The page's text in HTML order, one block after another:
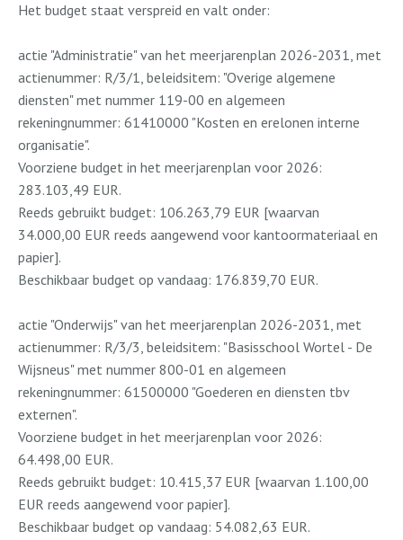
Het budget staat verspreid en valt onder:
actie "Administratie" van het meerjarenplan 2026-2031, met
actienummer: R/3/1, beleidsitem: "Overige algemene
diensten" met nummer 119-00 en algemeen
rekeningnummer: 61410000 "Kosten en erelonen interne
organisatie".
Voorziene budget in het meerjarenplan voor 2026:
283.103,49 EUR.
Reeds gebruikt budget: 106.263,79 EUR [waarvan
34.000,00 EUR reeds aangewend voor kantoormateriaal en
papier].
Beschikbaar budget op vandaag: 176.839,70 EUR.
actie "Onderwijs" van het meerjarenplan 2026-2031, met
actienummer: R/3/3, beleidsitem: "Basisschool Wortel - De
Wijsneus" met nummer 800-01 en algemeen
rekeningnummer: 61500000 "Goederen en diensten tbv
externen".
Voorziene budget in het meerjarenplan voor 2026:
64.498,00 EUR.
Reeds gebruikt budget: 10.415,37 EUR [waarvan 1.100,00
EUR reeds aangewend voor papier].
Beschikbaar budget op vandaag: 54.082,63 EUR.